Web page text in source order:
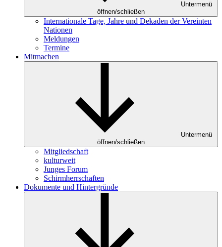
Untermenü
öffnen/schließen
Internationale Tage, Jahre und Dekaden der Vereinten
Nationen
Meldungen
Termine
Mitmachen
Untermenü
öffnen/schließen
Mitgliedschaft
kulturweit
Junges Forum
Schirmherrschaften
Dokumente und Hintergründe